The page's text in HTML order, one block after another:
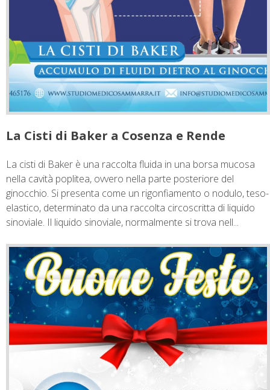
La Cisti di Baker a Cosenza e Rende
La cisti di Baker è una raccolta fluida in una borsa mucosa
nella cavità poplitea, ovvero nella parte posteriore del
ginocchio. Si presenta come un rigonfiamento o nodulo, teso-
elastico, determinato da una raccolta circoscritta di liquido
sinoviale. Il liquido sinoviale, normalmente si trova nell...